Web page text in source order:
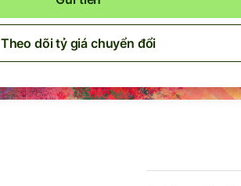
Theo dõi tỷ giá chuyển đổi